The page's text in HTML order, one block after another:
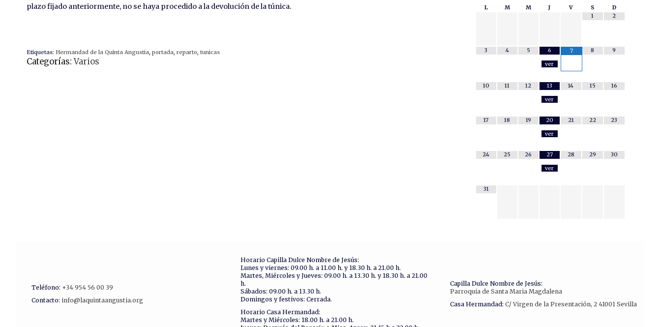
plazo fijado anteriormente, no se haya procedido a la devolución de la túnica.
Etiquetas: Hermandad de la Quinta Angustia, portada, reparto, tunicas
Categorías:Varios
L M M J V S
D
1
2
3 4 5
6
ver
7 8 9
10 11 12
13
ver
14 15 16
17 18 19
20
ver
21 22 23
24 25 26
27
ver
28 29 30
31
Teléfono: +34 954 56 00 39
Contacto: info@laquintaangustia.org
Horario Capilla Dulce Nombre de Jesús:
Lunes y viernes: 09.00 h. a 11.00 h. y 18.30 h. a 21.00 h.
Martes, Miércoles y Jueves: 09.00 h. a 13.30 h. y 18.30 h. a 21.00
h.
Sábados: 09.00 h. a 13.30 h.
Domingos y festivos: Cerrada.
Horario Casa Hermandad:
Martes y Miércoles: 18.00 h. a 21.00 h.
Capilla Dulce Nombre de Jesús:
Parroquia de Santa Maria Magdalena
Casa Hermandad: C/ Virgen de la Presentación, 2 41001 Sevilla